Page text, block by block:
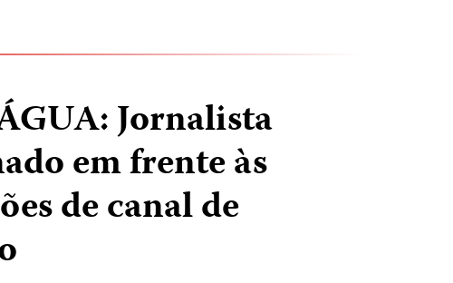
Jornalista
em frente às
de canal de